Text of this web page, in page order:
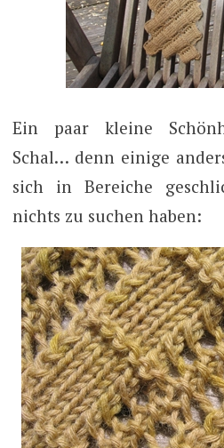
Ein paar kleine
Schal… denn einige
sich in Bereiche
nichts zu suchen haben: